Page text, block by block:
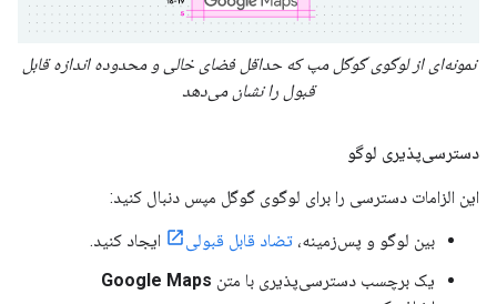
نمونه‌ای از لوگوی گوگل مپ که حداقل فضای خالی و محدوده اندازه قابل
قبول را نشان می‌دهد
دسترسی‌پذیری لوگو
این الزامات دسترسی را برای لوگوی گوگل مپس دنبال کنید:
بین لوگو و پس‌زمینه، تضاد قابل قبولی
ایجاد کنید.
یک برچسب دسترسی‌پذیری با متن Google Maps